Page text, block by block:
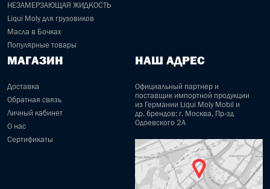
НЕЗАМЕРЗАЮЩАЯ ЖИДКОСТЬ
Liqui Moly для грузовиков
Масла в Бочках
Популярные товары
МАГАЗИН
Доставка
Обратная связь
Личный кабинет
О нас
Сертификаты
НАШ АДРЕС
Официальный партнер и
поставщик импортной продукции
из Германии Liqui Moly Mobil и
др. брендов: г. Москва, Пр-зд
Одоевского 2А